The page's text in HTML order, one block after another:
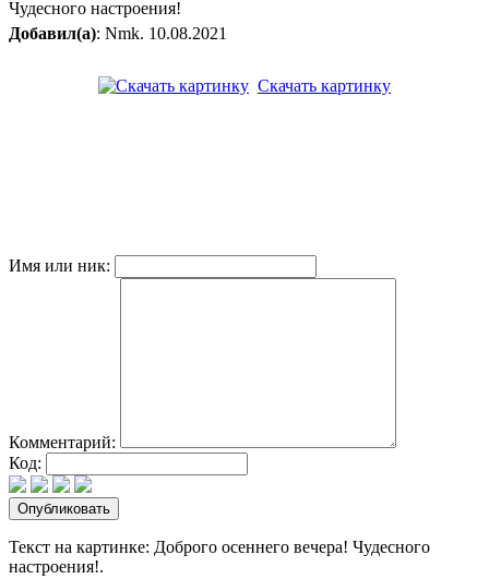
Чудесного настроения!
Добавил(а): Nmk. 10.08.2021
Скачать картинку
Имя или ник:
Комментарий:
Код:
Текст на картинке: Доброго осеннего вечера! Чудесного
настроения!.